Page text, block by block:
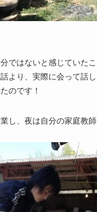
ではないと感じていた
より、実際に会って話
のです！
し、夜は自分の家庭教